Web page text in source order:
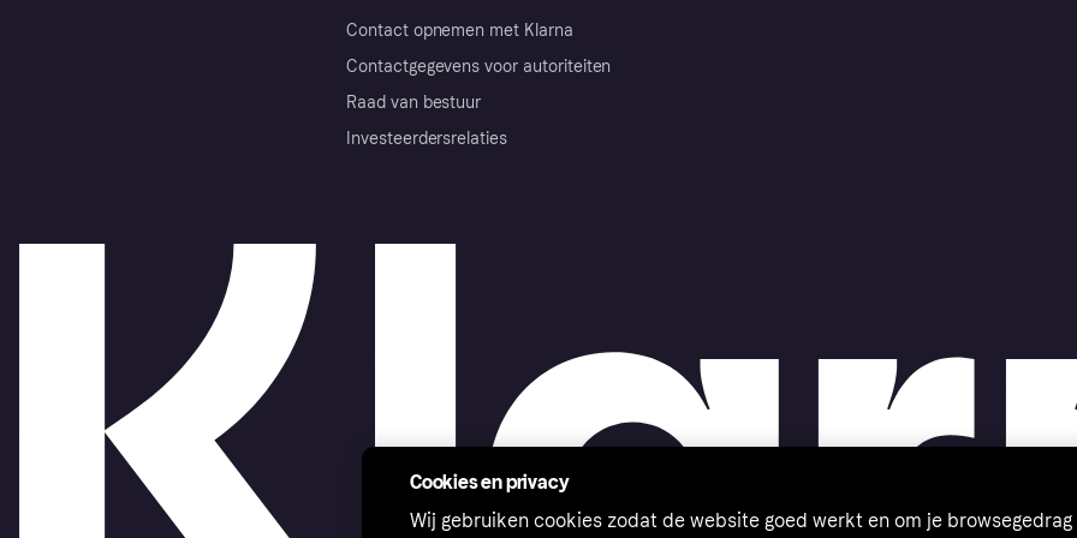
Contact opnemen met Klarna
Contactgegevens voor autoriteiten
Raad van bestuur
Investeerdersrelaties
Cookies en privacy
Wij gebruiken cookies zodat de website goed werkt en om je browsegedrag